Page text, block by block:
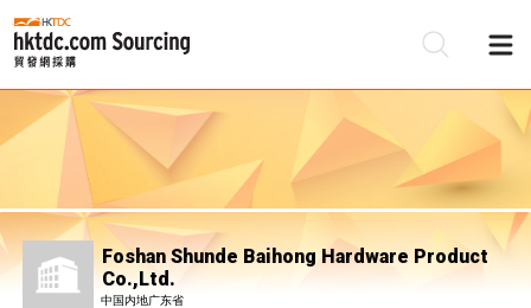
Foshan Shunde Baihong Hardware Product
Co.,Ltd.
中国内地广东省